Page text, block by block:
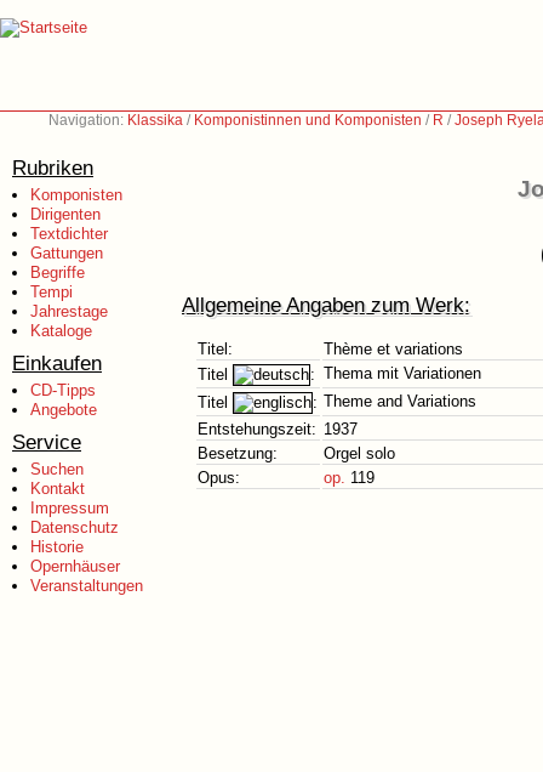
Navigation: Klassika / Komponistinnen und Komponisten / R /Joseph
Rubriken
Komponisten
Dirigenten
Textdichter
Gattungen
Begriffe
Tempi
Jahrestage
Kataloge
Einkaufen
CD-Tipps
Angebote
Service
Suchen
Kontakt
Impressum
Datenschutz
Historie
Opernhäuser
Veranstaltungen
Allgemeine Angaben zum Werk:
Titel:
Thème et variations
Titel
: Thema mit Variationen
Titel
: Theme and Variations
Entstehungszeit: 1937
Besetzung:
Orgel solo
Opus:
op. 119